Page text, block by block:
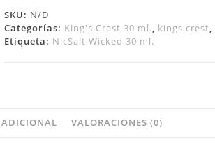
SKU: N/D
Categorías: King's Crest 30 ml., kings crest,
Etiqueta: NicSalt Wicked 30 ml.
VALORACIONES (0)